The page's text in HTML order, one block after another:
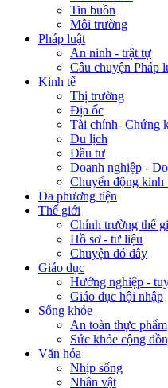
Tin buồn
Môi trường
Pháp luật
An ninh - trật tự
Câu chuyện Pháp
Kinh tế
Thị trường
Địa ốc
Tài chính- Chứng
Du lịch
Đầu tư
Doanh nghiệp -
Chuyển động
Đa phương tiện
Thế giới
Chính trường thế
Hồ sơ - tư liệu
Chuyện đó đây
Giáo dục
Hướng nghiệp -
Giáo dục hội nhập
Sống khỏe
An toàn thực phẩm
Sức khỏe cộng
Văn hóa
Nhịp sống
Nhân vật